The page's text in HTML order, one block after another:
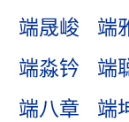
端晟峻
端
端淼钤
端
端八章
端